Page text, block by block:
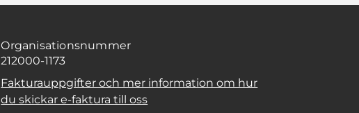
Organisationsnummer
212000-1173
Fakturauppgifter och mer information om hur
du skickar e-faktura till oss